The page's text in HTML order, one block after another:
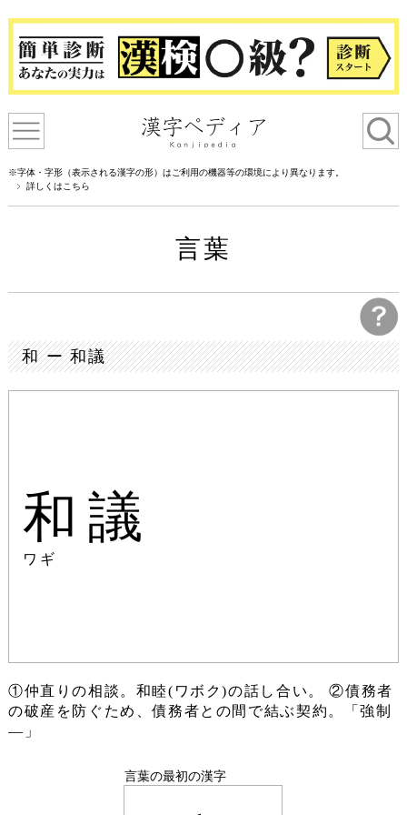
※字体・字形（表示される漢字の形）はご利用の機器等の環境により異なります。
詳しくはこちら
言葉
和 ー 和議
和議
ワギ
①仲直りの相談。和睦(ワボク)の話し合い。 ②債務者
の破産を防ぐため、債務者との間で結ぶ契約。「強制
―」
言葉の最初の漢字